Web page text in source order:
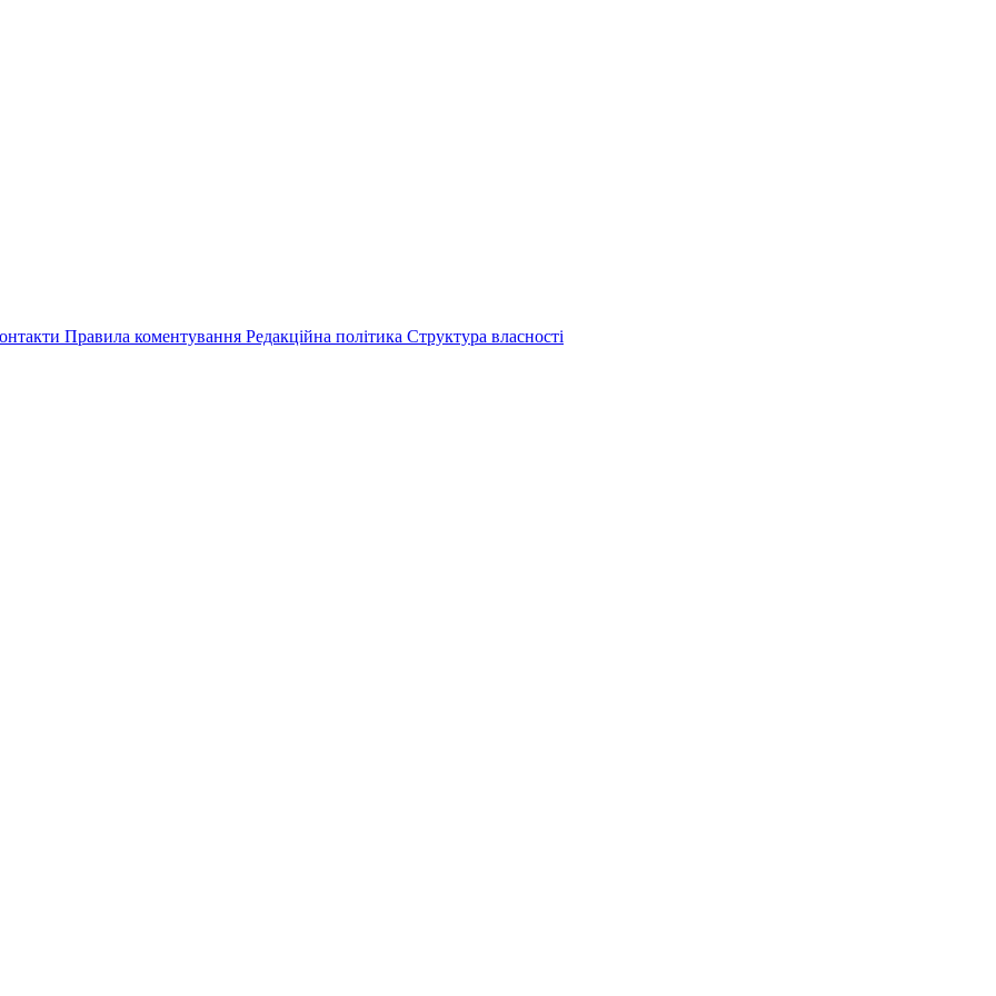
Правила коментування Редакційна політика Структура власності